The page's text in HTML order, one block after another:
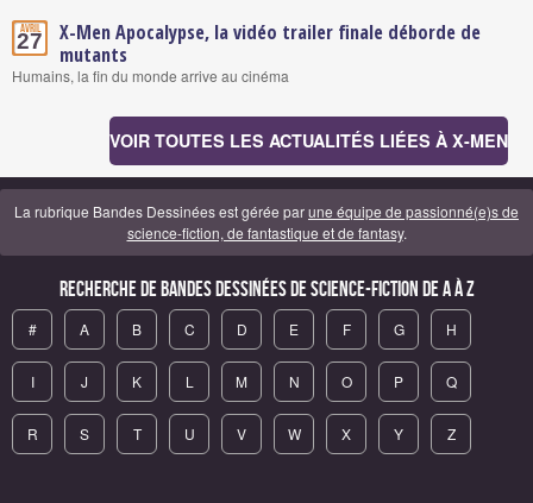
Avril
27
X-Men Apocalypse, la vidéo trailer finale déborde de
mutants
Humains, la fin du monde arrive au cinéma
VOIR TOUTES LES ACTUALITÉS LIÉES À X-MEN
La rubrique Bandes Dessinées est gérée parune équipe de passionné(e)s de
science-fiction, de fantastique et de fantasy.
Recherche de Bandes Dessinées de science-fiction de A à Z
# A B C D E F G H
I J K L M N O P Q
R S T U V W X Y Z